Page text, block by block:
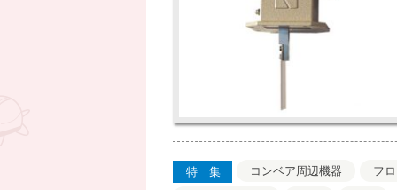
特集 コンベア周辺機器
フ